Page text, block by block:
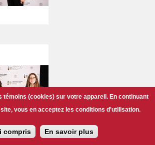
témoins (cookies) sur votre appareil. En continuant
vous en acceptez les conditions d'utilisation.
compris En savoir plus